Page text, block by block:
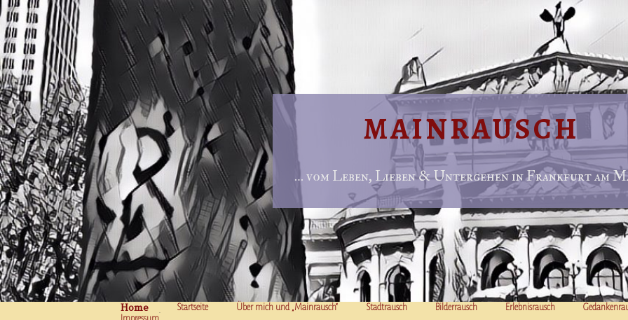
MAINRAUSCH
… vom Leben, Lieben & Untergehen in Frankfurt am
Home Startseite Über mich und „Mainrausch“ Stadtrausch Bilderrausch Erlebnisrausch